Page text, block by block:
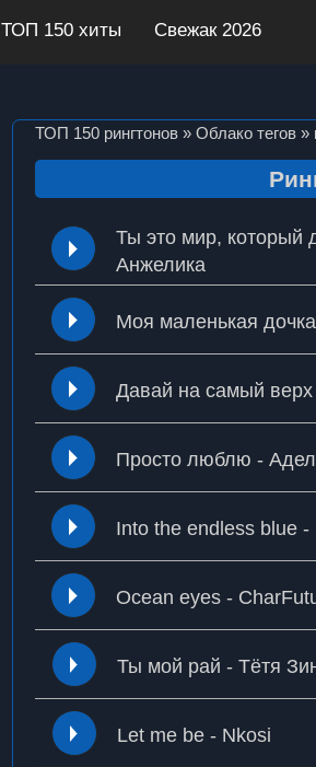
ТОП 150 хиты Свежак 2026
ТОП 150 рингтонов» Облако тегов»
Ты это мир, который
Анжелика
Моя маленькая
Давай на самый
Просто люблю -
Into the endless blue -
Ocean eyes -
Ты мой рай - Тётя
Let me be - Nkosi